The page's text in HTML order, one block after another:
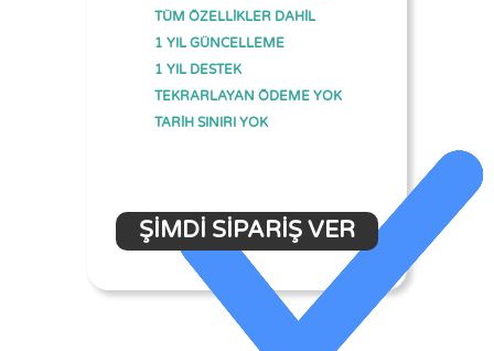
TÜM ÖZELLİKLER DAHİL
1 YIL GÜNCELLEME
1 YIL DESTEK
TEKRARLAYAN ÖDEME YOK
TARİH SINIRI YOK
ŞIMDI SIPARIŞ VER